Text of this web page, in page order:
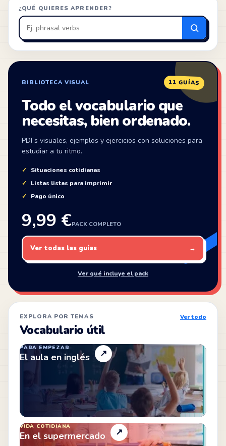
¿QUÉ QUIERES APRENDER?
Buscar
en
ZonaIngles
BIBLIOTECA VISUAL 11 GUÍAS
Todo el vocabulario que
necesitas, bien ordenado.
PDFs visuales, ejemplos y ejercicios con soluciones para
estudiar a tu ritmo.
Situaciones cotidianas
Listas listas para imprimir
Pago único
9,99 €PACK COMPLETO
Ver todas las guías →
Ver qué incluye el pack
EXPLORA POR TEMAS
Vocabulario útil
Ver todo
PARA EMPEZAR
El aula en inglés ↗
VIDA COTIDIANA
En el supermercado ↗